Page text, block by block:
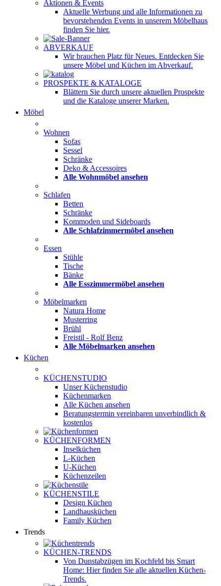
Aktionen & Events
Aktuelle Werbung und alle Informationen zu
bevorstehenden Events in unserem Möbelhaus
finden Sie hier.
ABVERKAUF
Wir brauchen Platz für Neues. Entdecken Sie
unsere Möbel und Küchen im Abverkauf.
PROSPEKTE & KATALOGE
Blättern Sie durch unsere aktuellen Prospekte
und die Kataloge unserer Marken.
Möbel
Wohnen
Sofas
Sessel
Schränke
Deko & Accessoires
Alle Wohnmöbel ansehen
Schlafen
Betten
Schränke
Kommoden und Sideboards
Alle Schlafzimmermöbel ansehen
Essen
Stühle
Tische
Bänke
Alle Esszimmermöbel ansehen
Möbelmarken
Natura Home
Musterring
Brühl
Freistil - Rolf Benz
Alle Möbelmarken ansehen
Küchen
KÜCHENSTUDIO
Unser Küchenstudio
Küchenmarken
Alle Küchen ansehen
Beratungstermin vereinbaren unverbindlich &
kostenlos
KÜCHENFORMEN
Inselküchen
L-Küchen
U-Küchen
Küchenzeilen
KÜCHENSTILE
Design Küchen
Landhausküchen
Family Küchen
Trends
KÜCHEN-TRENDS
Von Dunstabzügen im Kochfeld bis Smart
Home: Hier finden Sie alle aktuellen Küchen-
Trends.